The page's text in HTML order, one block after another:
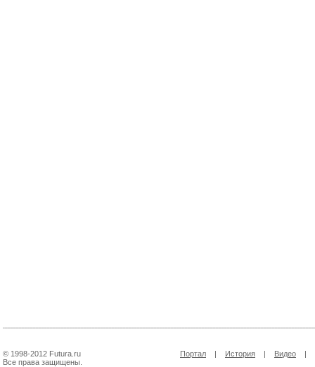
© 1998-2012 Futura.ru
Все права защищены.
Портал | История | Видео |